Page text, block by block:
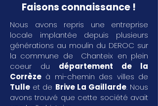
Faisons connaissance !
Nous avons repris une entreprise
locale implantée depuis plusieurs
générations au moulin du DEROC sur
la commune de Chanteix en plein
coeur du département de la
Corrèze à mi-chemin des villes de
Tulle et de Brive La Gaillarde. Nous
avons trouvé que cette société avait